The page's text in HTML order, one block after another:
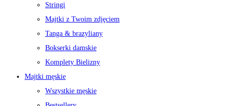
Stringi
Majtki z Twoim zdjęciem
Tanga & brazyliany
Bokserki damskie
Komplety Bielizny
Majtki męskie
Wszystkie męskie